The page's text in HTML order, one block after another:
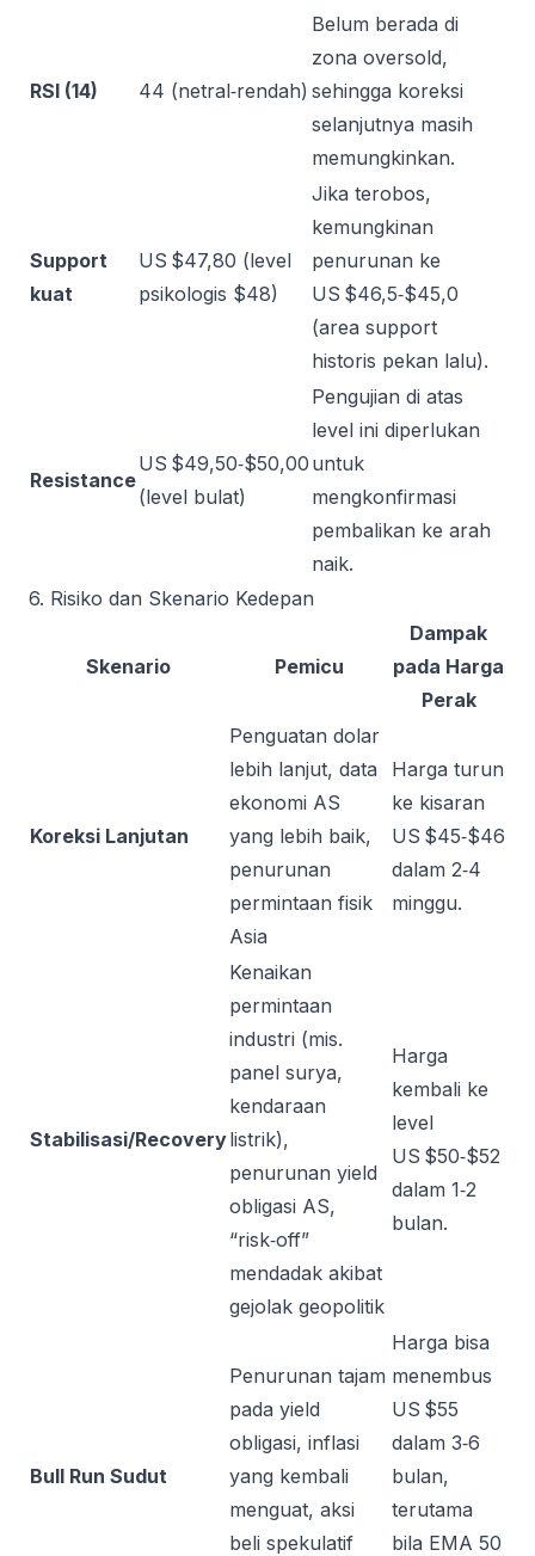
RSI (14) 44 (netral‑rendah)
Belum berada di
zona oversold,
sehingga koreksi
selanjutnya masih
memungkinkan.
Support
kuat
US $47,80 (level
psikologis $48)
Jika terobos,
kemungkinan
penurunan ke
US $46,5‑$45,0
(area support
historis pekan lalu).
Resistance
US $49,50‑$50,00
(level bulat)
Pengujian di atas
level ini diperlukan
untuk
mengkonfirmasi
pembalikan ke arah
naik.
6. Risiko dan Skenario Kedepan
Skenario Pemicu
Dampak
pada Harga
Perak
Koreksi Lanjutan
Penguatan dolar
lebih lanjut, data
ekonomi AS
yang lebih baik,
penurunan
permintaan fisik
Asia
Harga turun
ke kisaran
US $45‑$46
dalam 2‑4
minggu.
Stabilisasi/Recovery
Kenaikan
permintaan
industri (mis.
panel surya,
kendaraan
listrik),
penurunan yield
obligasi AS,
“risk‑off”
mendadak akibat
gejolak geopolitik
Harga
kembali ke
level
US $50‑$52
dalam 1‑2
bulan.
Bull Run Sudut
Penurunan tajam
pada yield
obligasi, inflasi
yang kembali
menguat, aksi
beli spekulatif
Harga bisa
menembus
US $55
dalam 3‑6
bulan,
terutama
bila EMA 50